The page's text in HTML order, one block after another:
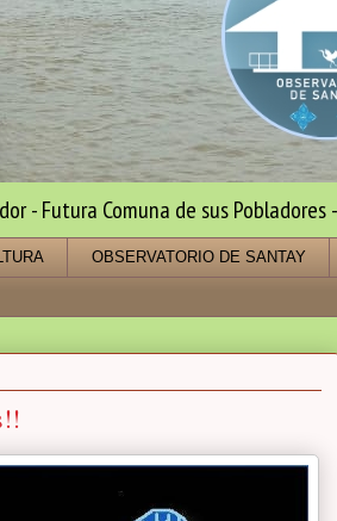
- Futura Comuna de sus
OBSERVATORIO DE SANTAY